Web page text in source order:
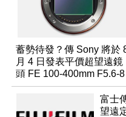
蓄勢待發？傳 Sony 將於
月 4 日發表平價超望遠鏡
頭 FE 100-400mm F5.6-8
富士
望遠